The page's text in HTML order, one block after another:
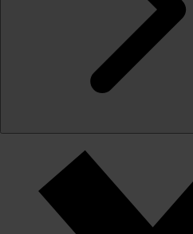
Originele merkglazen op sterkte